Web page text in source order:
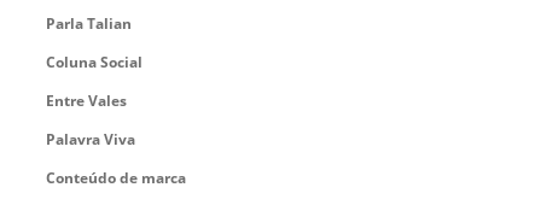
Parla Talian
Coluna Social
Entre Vales
Palavra Viva
Conteúdo de marca